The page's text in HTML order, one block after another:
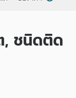
, ชนิดติด